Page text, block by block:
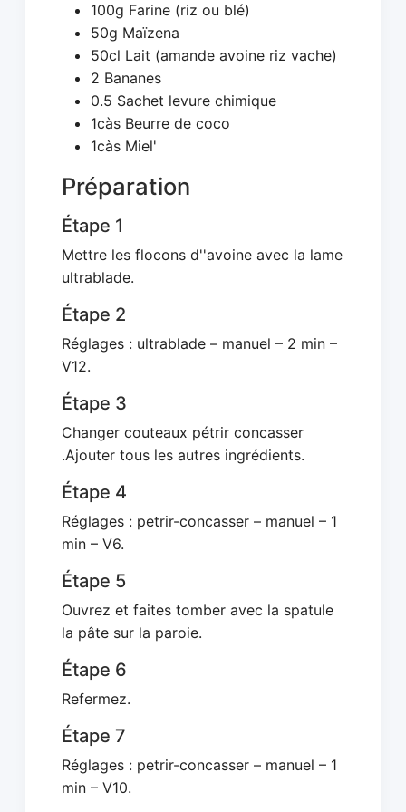
100g Farine (riz ou blé)
50g Maïzena
50cl Lait (amande avoine riz vache)
2 Bananes
0.5 Sachet levure chimique
1càs Beurre de coco
1càs Miel'
Préparation
Étape 1
Mettre les flocons d''avoine avec la lame
ultrablade.
Étape 2
Réglages : ultrablade – manuel – 2 min –
V12.
Étape 3
Changer couteaux pétrir concasser
.Ajouter tous les autres ingrédients.
Étape 4
Réglages : petrir-concasser – manuel – 1
min – V6.
Étape 5
Ouvrez et faites tomber avec la spatule
la pâte sur la paroie.
Étape 6
Refermez.
Étape 7
Réglages : petrir-concasser – manuel – 1
min – V10.